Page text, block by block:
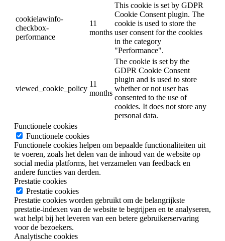
cookielawinfo-
checkbox-
performance
11
months
This cookie is set by GDPR
Cookie Consent plugin. The
cookie is used to store the
user consent for the cookies
in the category
"Performance".
viewed_cookie_policy
11
months
The cookie is set by the
GDPR Cookie Consent
plugin and is used to store
whether or not user has
consented to the use of
cookies. It does not store any
personal data.
Functionele cookies
Functionele cookies
Functionele cookies helpen om bepaalde functionaliteiten uit
te voeren, zoals het delen van de inhoud van de website op
social media platforms, het verzamelen van feedback en
andere functies van derden.
Prestatie cookies
Prestatie cookies
Prestatie cookies worden gebruikt om de belangrijkste
prestatie-indexen van de website te begrijpen en te analyseren,
wat helpt bij het leveren van een betere gebruikerservaring
voor de bezoekers.
Analytische cookies